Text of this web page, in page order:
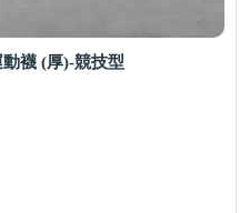
襪 (厚)-競技型